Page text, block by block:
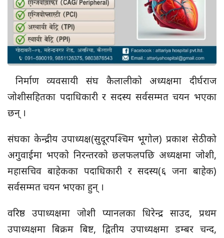
निर्माण व्यवसायी संघ कैलालीको अध्यक्षमा दीर्घराज
जोशीसहितका पदाधिकारी र सदस्य सर्वसम्मत चयन भएका
छन् ।
संघका केन्द्रीय उपाध्यक्ष(सुदूरपश्चिम भूगोल) प्रकाश सेठीको
अगुवाईमा भएको निरन्तरको छलफलपछि अध्यक्षमा जोशी,
महासचिव बाहेकका पदाधिकारी र सदस्य(६ जना बाहेक)
सर्वसम्मत चयन भएका हुन् ।
वरिष्ठ उपाध्यक्षमा जोशी प्यानलका धिरेन्द्र साउद, प्रथम
उपाध्यक्षमा बिक्रम बिष्ट, द्वितीय उपाध्यक्षमा डम्बर चन्द,